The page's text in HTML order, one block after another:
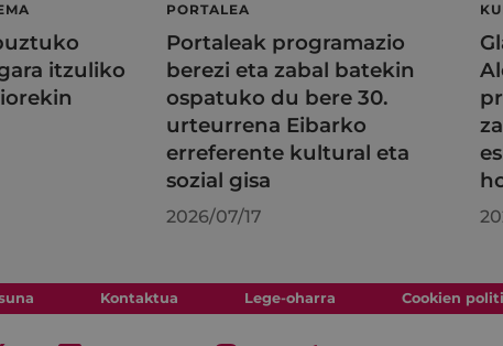
itzuliko
PORTALEA
Portaleak programazio
berezi eta zabal batekin
ospatuko du bere 30.
urteurrena Eibarko
erreferente kultural eta
sozial gisa
2026/07/17
Kontaktua Lege-oharra Cookien